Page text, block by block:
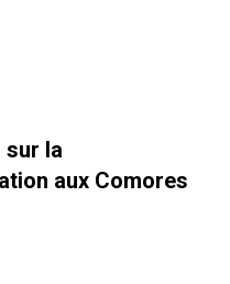
sur la
aux Comores